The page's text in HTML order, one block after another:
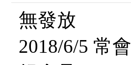
無發放
2018/6/5 常會